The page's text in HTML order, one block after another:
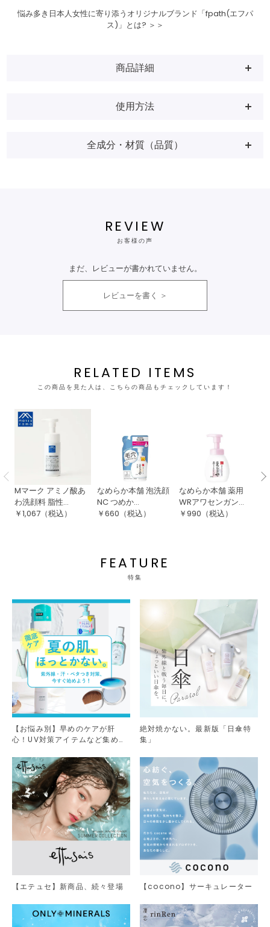
悩み多き日本人女性に寄り添うオリジナルブランド「fpath(エフパ
ス)」とは? ＞＞
商品詳細
使用方法
全成分・材質（品質）
REVIEW
お客様の声
まだ、レビューが書かれていません。
レビューを書く
RELATED ITEMS
この商品を見た人は、こちらの商品もチェックしています！
Mマーク アミノ酸あ
わ洗顔料 脂性...
￥1,067 （税込）
なめらか本舗 泡洗顔
NC つめか...
￥660 （税込）
なめらか本舗 薬用
WRアワセンガン...
￥990 （税込）
FEATURE
特集
【お悩み別】早めのケアが肝
心！UV対策アイテムなど集めま
絶対焼かない。最新版「日傘特
集」
【エテュセ】新商品、続々登場 【cocono】サーキュレーター